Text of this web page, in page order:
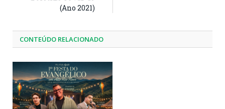
(Ano 2021)
CONTEÚDO RELACIONADO